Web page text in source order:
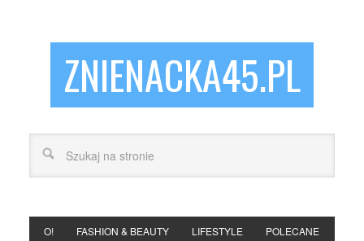
ZNIENACKA45.PL
O! FASHION & BEAUTY LIFESTYLE POLECANE